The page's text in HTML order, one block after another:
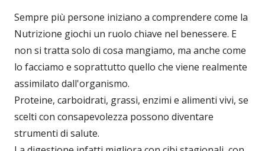
Sempre più persone iniziano a comprendere come la
Nutrizione giochi un ruolo chiave nel benessere. E
non si tratta solo di cosa mangiamo, ma anche come
lo facciamo e soprattutto quello che viene realmente
assimilato dall'organismo.
Proteine, carboidrati, grassi, enzimi e alimenti vivi, se
scelti con consapevolezza possono diventare
strumenti di salute.